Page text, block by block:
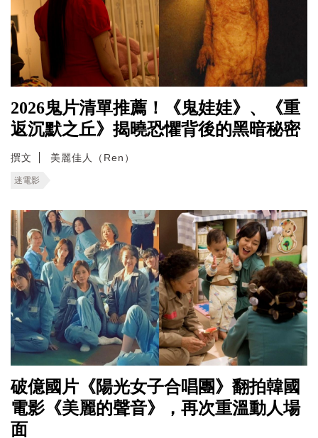
2026鬼片清單推薦！《鬼娃娃》、《重
返沉默之丘》揭曉恐懼背後的黑暗秘密
撰文 美麗佳人（Ren）
迷電影
破億國片《陽光女子合唱團》翻拍韓國
電影《美麗的聲音》，再次重溫動人場
面